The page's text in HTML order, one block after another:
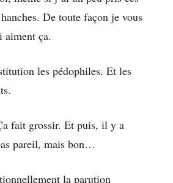
De toute façon je vous
aiment ça.
les pédophiles. Et les
fait grossir. Et puis, il y a
pareil, mais bon…
la parution